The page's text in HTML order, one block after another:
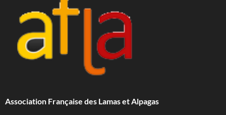
Association Française des Lamas et Alpagas